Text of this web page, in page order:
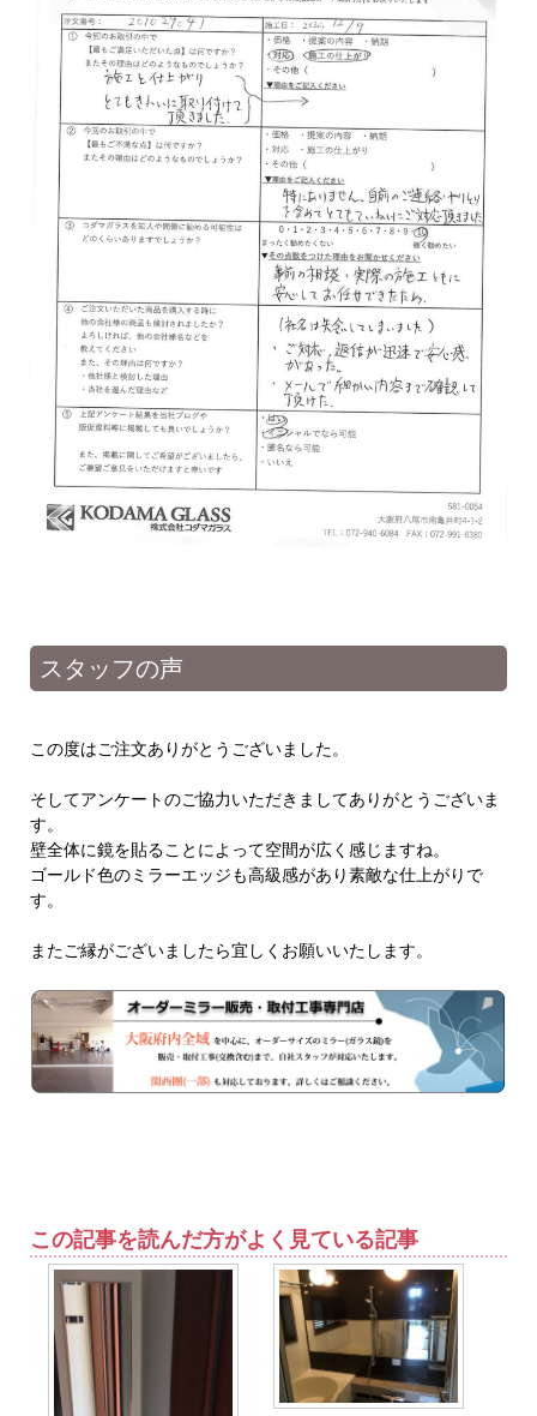
スタッフの声
この度はご注文ありがとうございました。
そしてアンケートのご協力いただきましてありがとうございま
す。
壁全体に鏡を貼ることによって空間が広く感じますね。
ゴールド色のミラーエッジも高級感があり素敵な仕上がりで
す。
またご縁がございましたら宜しくお願いいたします。
この記事を読んだ方がよく見ている記事